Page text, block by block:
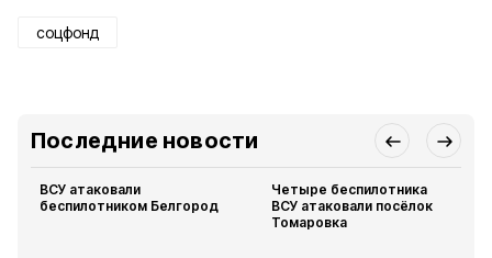
соцфонд
Последние новости
ВСУ атаковали
беспилотником Белгород
Четыре беспилотника
ВСУ атаковали посёлок
Томаровка